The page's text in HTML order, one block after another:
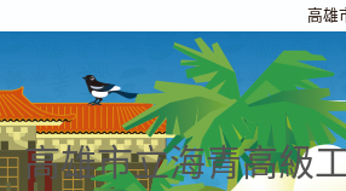
高雄
高雄市立海青高級